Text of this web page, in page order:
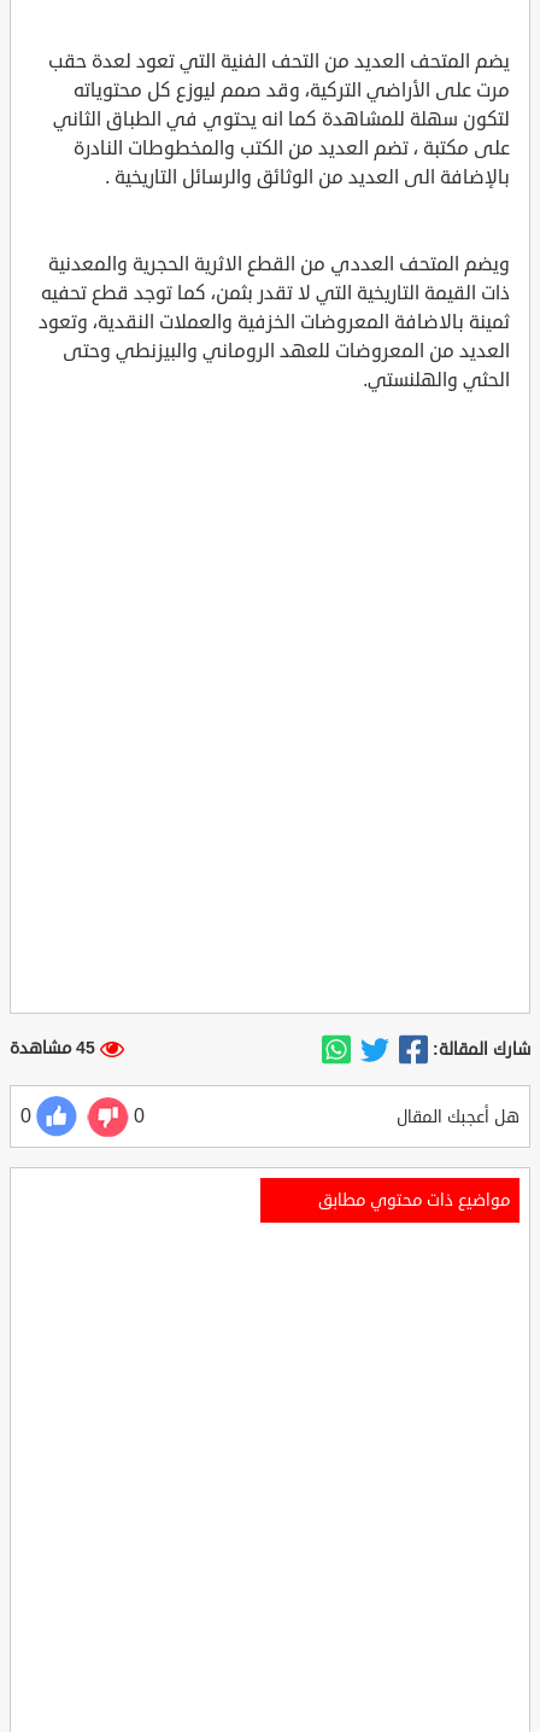
يضم المتحف العديد من التحف الفنية التي تعود لعدة حقب
مرت على الأراضي التركية، وقد صمم ليوزع كل محتوياته
لتكون سهلة للمشاهدة كما انه يحتوي في الطباق الثاني
على مكتبة ، تضم العديد من الكتب والمخطوطات النادرة
بالإضافة الى العديد من الوثائق والرسائل التاريخية .
ويضم المتحف العددي من القطع الاثرية الحجرية والمعدنية
ذات القيمة التاريخية التي لا تقدر بثمن، كما توجد قطع تحفيه
ثمينة بالاضافة المعروضات الخزفية والعملات النقدية، وتعود
العديد من المعروضات للعهد الروماني والبيزنطي وحتى
الحثي والهلنستي.
شارك المقالة: 45 مشاهدة
هل أعجبك المقال 0
0
مواضيع ذات محتوي مطابق